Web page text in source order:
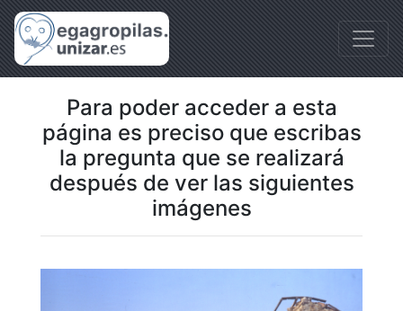
Para poder acceder a esta
página es preciso que escribas
la pregunta que se realizará
después de ver las siguientes
imágenes